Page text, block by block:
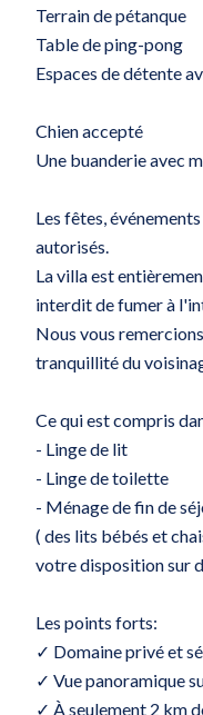
Terrain de pétanque
Table de ping-pong
Espaces de détente
Chien accepté
Une buanderie avec
Les fêtes,
autorisés.
La villa est
interdit de fumer à
Nous vous
tranquillité du
Ce qui est compris
- Linge de lit
- Linge de toilette
- Ménage de fin de
( des lits bébés et
votre disposition sur
Les points forts:
✓ Domaine privé et
✓ Vue panoramique
✓ À seulement 2 km